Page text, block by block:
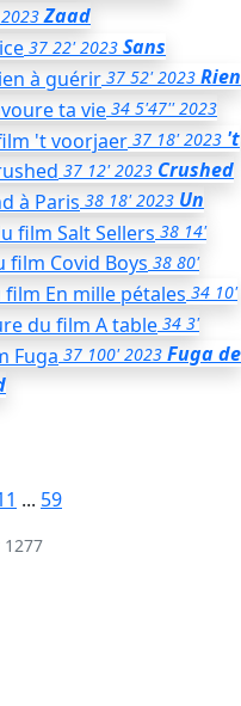
2023 Zaad
37 22' 2023 Sans
37 52' 2023 Rien
34 5'47'' 2023
37 18' 2023 't
37 12' 2023 Crushed
38 18' 2023 Un
38 14'
38 80'
34 10'
34 3'
37 100' 2023 Fugade
... 59